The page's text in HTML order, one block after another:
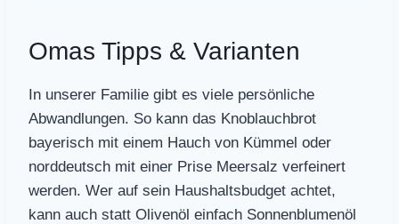
Omas Tipps & Varianten
In unserer Familie gibt es viele persönliche
Abwandlungen. So kann das Knoblauchbrot
bayerisch mit einem Hauch von Kümmel oder
norddeutsch mit einer Prise Meersalz verfeinert
werden. Wer auf sein Haushaltsbudget achtet,
kann auch statt Olivenöl einfach Sonnenblumenöl